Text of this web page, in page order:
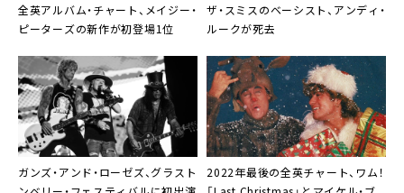
全英アルバム・チャート、メイジー・
ピーターズの新作が初登場1位
ザ・スミスのベーシスト、アンディ・
ルークが死去
ガンズ・アンド・ローゼズ、グラスト
2022年最後の全英チャート、ワム！